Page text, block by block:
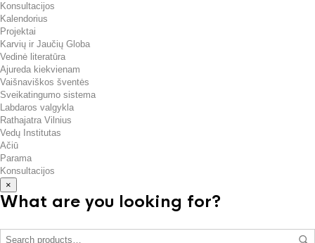
Konsultacijos
Kalendorius
Projektai
Karvių ir Jaučių Globa
Vedinė literatūra
Ajureda kiekvienam
Vaišnaviškos šventės
Sveikatingumo sistema
Labdaros valgykla
Rathajatra Vilnius
Vedų Institutas
Ačiū
Parama
Konsultacijos
×
What are you looking for?